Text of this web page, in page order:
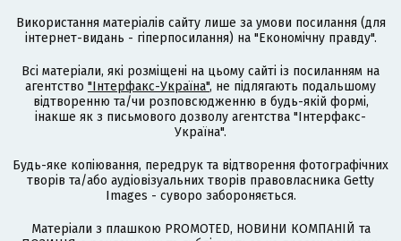
Використання матеріалів сайту лише за умови посилання (для
інтернет-видань - гіперпосилання) на "Економічну правду".
Всі матеріали, які розміщені на цьому сайті із посиланням на
агентство "Інтерфакс-Україна", не підлягають подальшому
відтворенню та/чи розповсюдженню в будь-якій формі,
інакше як з письмового дозволу агентства "Інтерфакс-
Україна".
Будь-яке копіювання, передрук та відтворення фотографічних
творів та/або аудіовізуальних творів правовласника Getty
Images - суворо забороняється.
Матеріали з плашкою PROMOTED, НОВИНИ КОМПАНІЙ та